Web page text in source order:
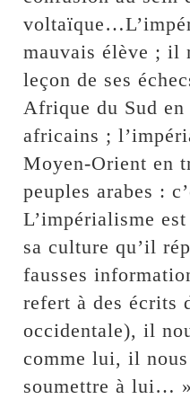
mauvais élève ; il
leçon de ses
Afrique du Sud en
africains ;
Moyen-Orient en
peuples arabes :
L’impérialisme
sa culture qu’il
fausses
refert à des écrits
occidentale), il
comme lui, il nous
soumettre à lui…